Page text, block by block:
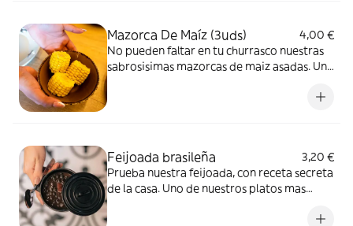
Mazorca De Maíz (3uds)
4,00 €
No pueden faltar en tu churrasco nuestras
sabrosisimas mazorcas de maiz asadas. Un
Feijoada brasileña
3,20 €
Prueba nuestra feijoada, con receta secreta
de la casa. Uno de nuestros platos mas